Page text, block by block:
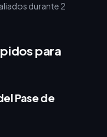
durante 2
para
Pase de